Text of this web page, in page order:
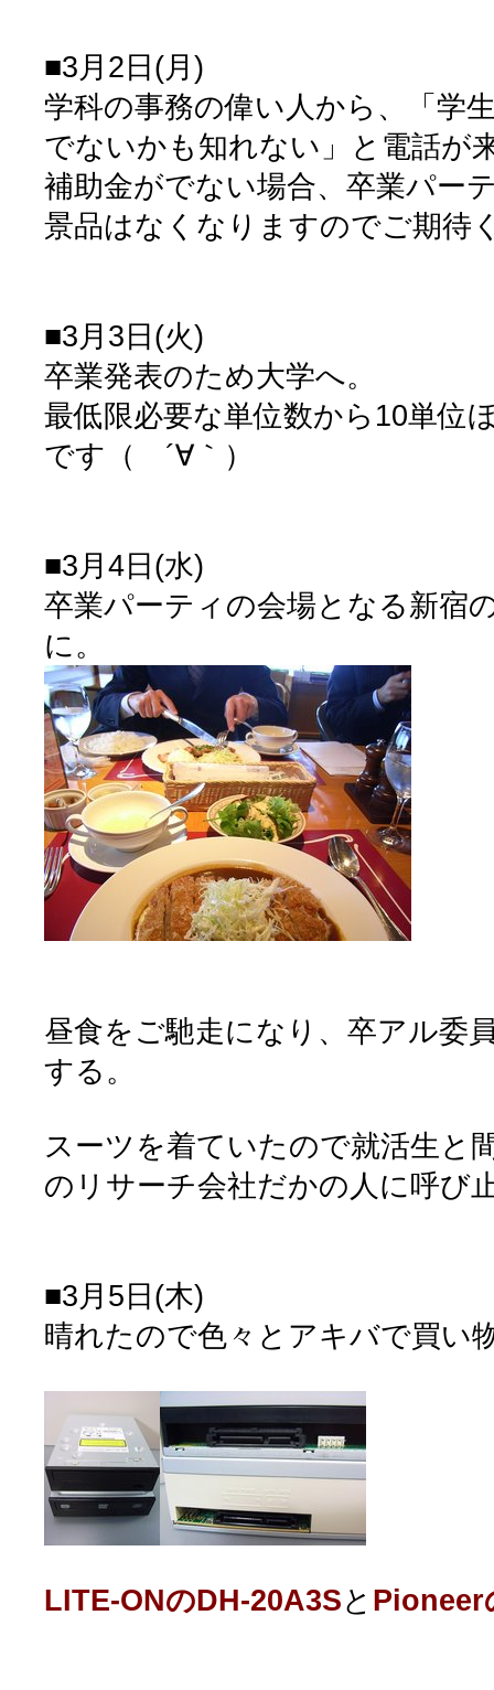
■3月2日(月)
学科の事務の偉い人から、「学
でないかも知れない」と電話が
補助金がでない場合、卒業パー
景品はなくなりますのでご期待
■3月3日(火)
卒業発表のため大学へ。
最低限必要な単位数から10単位
です（ ´∀｀）
■3月4日(水)
卒業パーティの会場となる新宿
に。
昼食をご馳走になり、卒アル委
する。
スーツを着ていたので就活生と
のリサーチ会社だかの人に呼び
■3月5日(木)
晴れたので色々とアキバで買い
LITE-ONのDH-20A3Sと Pioneer